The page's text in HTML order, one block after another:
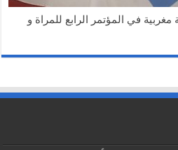
في المؤتمر الرابع للمراة و